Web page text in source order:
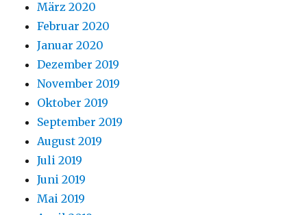
März 2020
Februar 2020
Januar 2020
Dezember 2019
November 2019
Oktober 2019
September 2019
August 2019
Juli 2019
Juni 2019
Mai 2019